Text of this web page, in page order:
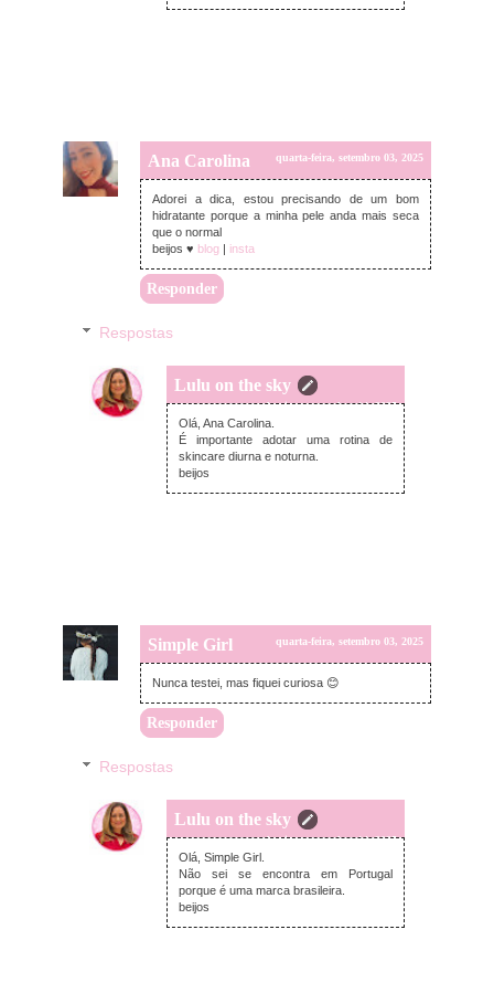
Ana Carolina quarta-feira, setembro 03, 2025
Adorei a dica, estou precisando de um bom
hidratante porque a minha pele anda mais seca
que o normal
beijos ♥ blog | insta
Responder
Respostas
Lulu on the sky
domingo, setembro 14, 2025
Olá, Ana Carolina.
É importante adotar uma rotina de
skincare diurna e noturna.
beijos
Simple Girl quarta-feira, setembro 03, 2025
Nunca testei, mas fiquei curiosa 😊
Responder
Respostas
Lulu on the sky
domingo, setembro 14, 2025
Olá, Simple Girl.
Não sei se encontra em Portugal
porque é uma marca brasileira.
beijos